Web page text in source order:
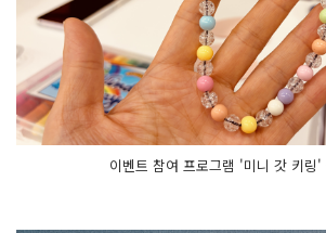
이벤트 참여 프로그램 '미니 갓 키링